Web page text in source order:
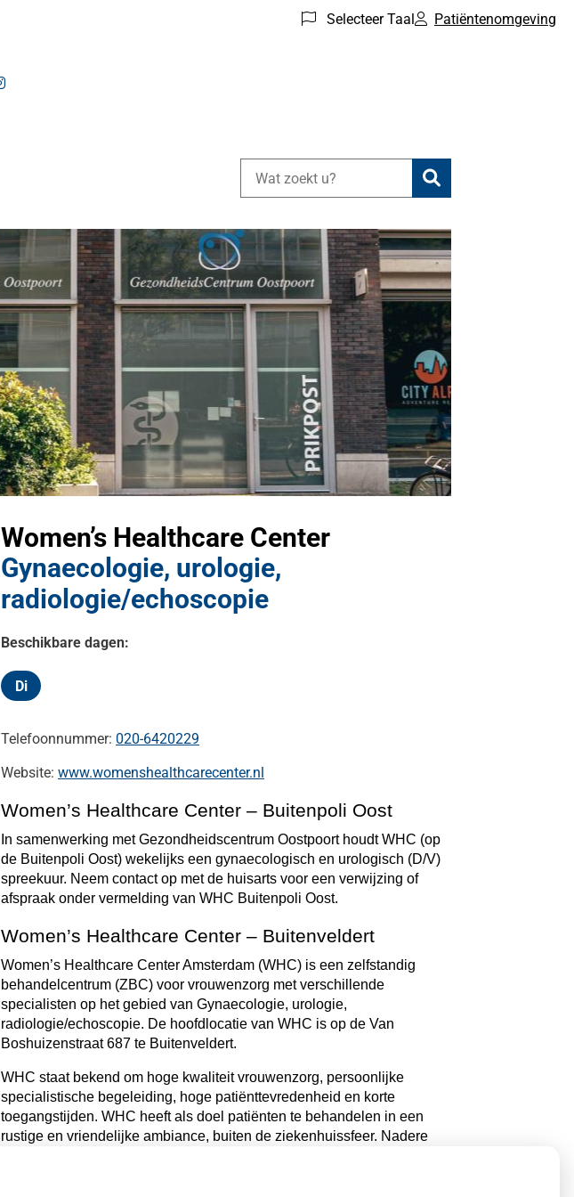
Selecteer Taal Patiëntenomgeving
Bezoek
Zoeken
Women’s Healthcare Center
Gynaecologie, urologie,
radiologie/echoscopie
Beschikbare dagen:
Dinsdag
Di
Telefoonnummer: 020-6420229
Website: www.womenshealthcarecenter.nl
Women’s Healthcare Center – Buitenpoli Oost
In samenwerking met Gezondheidscentrum Oostpoort houdt WHC (op
de Buitenpoli Oost) wekelijks een gynaecologisch en urologisch (D/V)
spreekuur. Neem contact op met de huisarts voor een verwijzing of
afspraak onder vermelding van WHC Buitenpoli Oost.
Women’s Healthcare Center – Buitenveldert
Women’s Healthcare Center Amsterdam (WHC) is een zelfstandig
behandelcentrum (ZBC) voor vrouwenzorg met verschillende
specialisten op het gebied van Gynaecologie, urologie,
radiologie/echoscopie. De hoofdlocatie van WHC is op de Van
Boshuizenstraat 687 te Buitenveldert.
WHC staat bekend om hoge kwaliteit vrouwenzorg, persoonlijke
specialistische begeleiding, hoge patiënttevredenheid en korte
toegangstijden. WHC heeft als doel patiënten te behandelen in een
rustige en vriendelijke ambiance, buiten de ziekenhuissfeer. Nadere